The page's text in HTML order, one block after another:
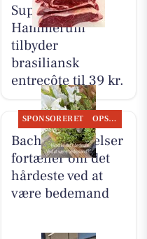
SuperBrugsen
Hammerum
tilbyder
brasiliansk
entrecôte til 39 kr.
SPONSORERET OPSLAGSTAVLEN
Bachs Begravelser
fortæller om det
hårdeste ved at
være bedemand